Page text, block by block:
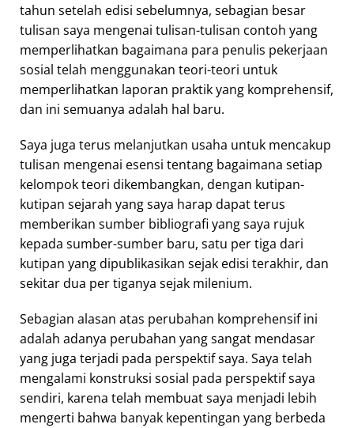
tahun setelah edisi sebelumnya, sebagian besar
tulisan saya mengenai tulisan-tulisan contoh yang
memperlihatkan bagaimana para penulis pekerjaan
sosial telah menggunakan teori-teori untuk
memperlihatkan laporan praktik yang komprehensif,
dan ini semuanya adalah hal baru.
Saya juga terus melanjutkan usaha untuk mencakup
tulisan mengenai esensi tentang bagaimana setiap
kelompok teori dikembangkan, dengan kutipan-
kutipan sejarah yang saya harap dapat terus
memberikan sumber bibliografi yang saya rujuk
kepada sumber-sumber baru, satu per tiga dari
kutipan yang dipublikasikan sejak edisi terakhir, dan
sekitar dua per tiganya sejak milenium.
Sebagian alasan atas perubahan komprehensif ini
adalah adanya perubahan yang sangat mendasar
yang juga terjadi pada perspektif saya. Saya telah
mengalami konstruksi sosial pada perspektif saya
sendiri, karena telah membuat saya menjadi lebih
mengerti bahwa banyak kepentingan yang berbeda